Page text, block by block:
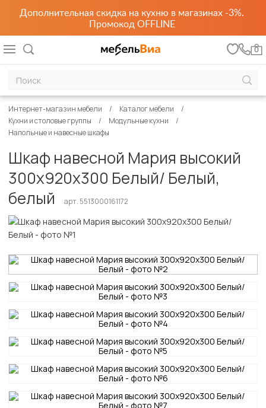
Дополнительная скидка на кухню в магазинах -3%.
Промокод OFFLINE
0
Интернет-магазин мебели
Каталог мебели
Кухни и столовые группы
Модульные кухни
Напольные и навесные шкафы
Шкаф навесной Мария высокий
300х920х300 Белый/ Белый,
белый
арт. 5513000161172